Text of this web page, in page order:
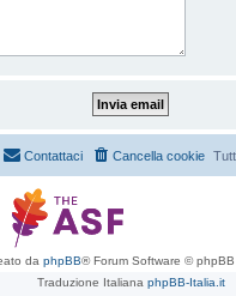
Cancella cookie
Contattaci
da phpBB® Forum Software © phpBB
Traduzione Italiana phpBB-Italia.it